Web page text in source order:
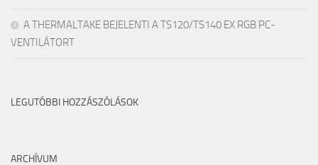
A THERMALTAKE BEJELENTI A TS120/TS140 EX RGB PC-
VENTILÁTORT
LEGUTÓBBI HOZZÁSZÓLÁSOK
ARCHÍVUM